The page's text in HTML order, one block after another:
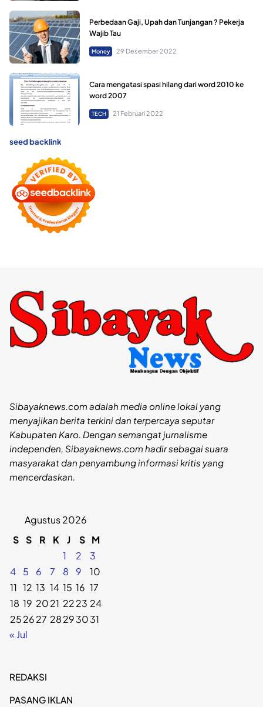
Perbedaan Gaji, Upah dan Tunjangan ? Pekerja
Wajib Tau
Money 29 Desember 2022
Cara mengatasi spasi hilang dari word 2010 ke
word 2007
TECH 21 Februari 2022
seed backlink
Sibayaknews.com adalah media online lokal yang
menyajikan berita terkini dan terpercaya seputar
Kabupaten Karo. Dengan semangat jurnalisme
independen, Sibayaknews.com hadir sebagai suara
masyarakat dan penyambung informasi kritis yang
mencerdaskan.
Agustus 2026
S S R K J S M
1
2
3
4
5 6 7 8 9
10
11 12 13 14 15 16 17
18 19 2021 2223 24
252627 28293031
« Jul
REDAKSI
PASANG IKLAN